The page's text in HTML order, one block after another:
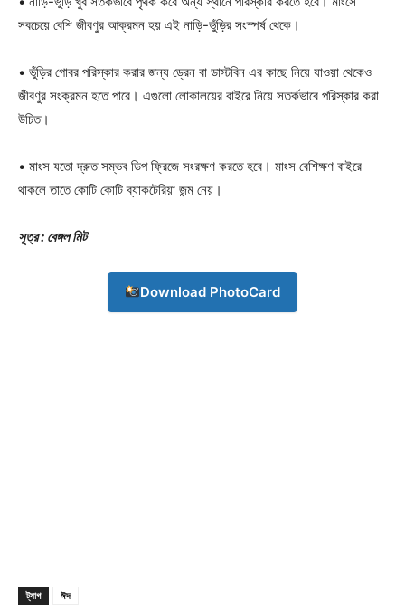
Company
About
Subscription Plans
সবচেয়ে বেশি জীবণুর আক্রমন হয় এই নাড়ি-ভুঁড়ির সংস্পর্ষ থেকে।
• ভুঁড়ির গোবর পরিস্কার করার জন্য ড্রেন বা ডাস্টবিন এর কাছে নিয়ে যাওয়া থেকেও
জীবণুর সংক্রমন হতে পারে। এগুলো লোকালয়ের বাইরে নিয়ে সতর্কভাবে পরিস্কার করা
উচিত।
• মাংস যতো দ্রুত সম্ভব ডিপ ফ্রিজে সংরক্ষণ করতে হবে। মাংস বেশিক্ষণ বাইরে
থাকলে তাতে কোটি কোটি ব্যাকটেরিয়া জন্ম নেয়।
সূত্র : বেঙ্গল মিট
Download PhotoCard
ট্যাগ ঈদ